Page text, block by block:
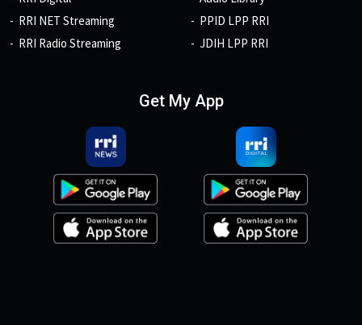
RRI NET Streaming
RRI Radio Streaming
PPID LPP RRI
JDIH LPP RRI
Get My App